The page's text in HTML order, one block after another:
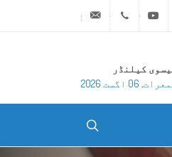
Twitter
Youtube
کیلنڈر
06 اگست 2026